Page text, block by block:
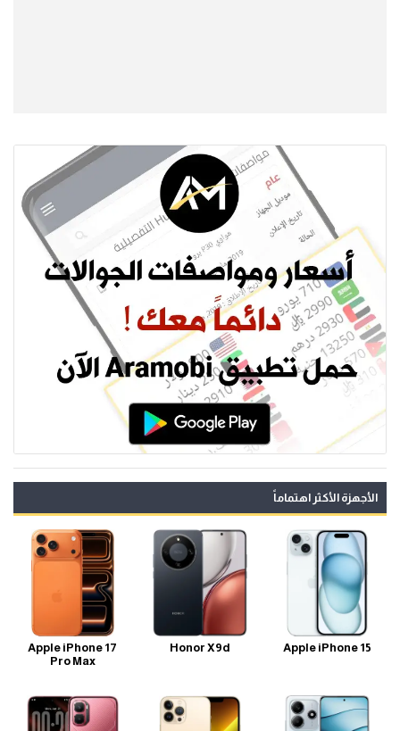
الأجهزة الأكثر اهتماماً
Apple iPhone 15
Honor X9d
Apple iPhone 17
Pro Max